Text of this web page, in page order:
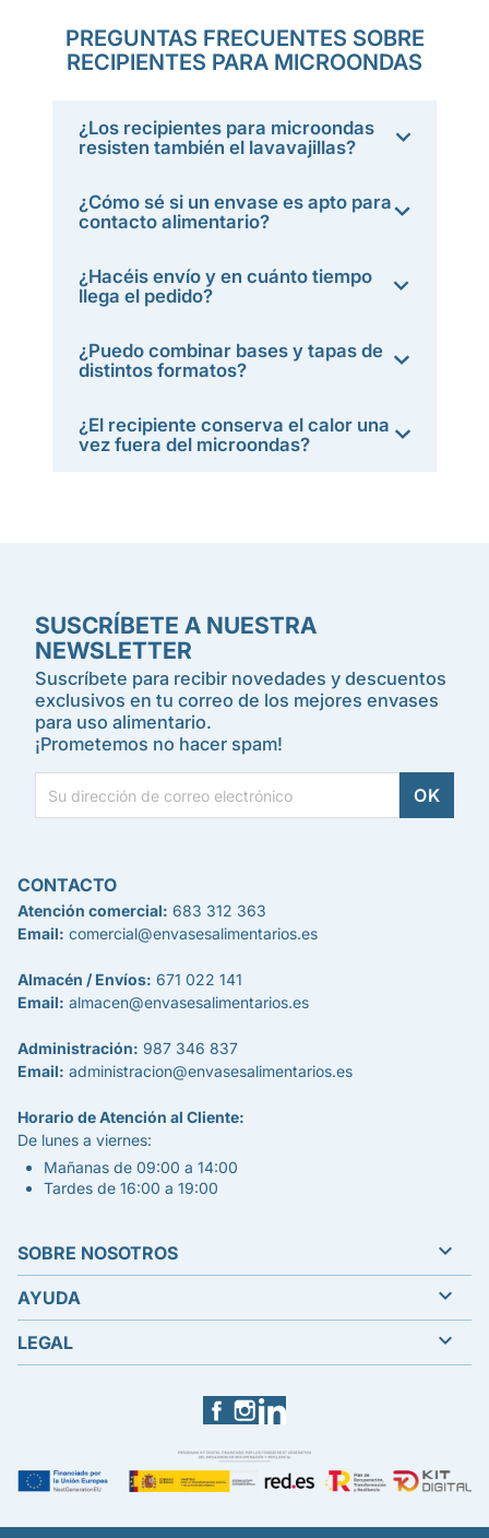
PREGUNTAS FRECUENTES SOBRE
RECIPIENTES PARA MICROONDAS
¿Los recipientes para microondas
resisten también el lavavajillas?
¿Cómo sé si un envase es apto para
contacto alimentario?
¿Hacéis envío y en cuánto tiempo
llega el pedido?
¿Puedo combinar bases y tapas de
distintos formatos?
¿El recipiente conserva el calor una
vez fuera del microondas?
SUSCRÍBETE A NUESTRA
NEWSLETTER
Suscríbete para recibir novedades y descuentos
exclusivos en tu correo de los mejores envases
para uso alimentario.
¡Prometemos no hacer spam!
Facebook
CONTACTO
Atención comercial: 683 312 363
Email: comercial@envasesalimentarios.es
Almacén / Envíos: 671 022 141
Email: almacen@envasesalimentarios.es
Administración: 987 346 837
Email: administracion@envasesalimentarios.es
Horario de Atención al Cliente:
De lunes a viernes:
Mañanas de 09:00 a 14:00
Tardes de 16:00 a 19:00
SOBRE NOSOTROS 
AYUDA 
LEGAL 